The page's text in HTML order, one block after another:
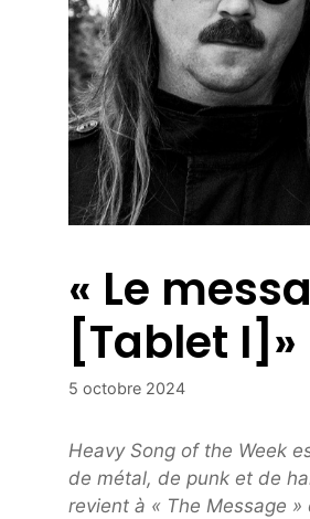
« Le
[Tablet I]»
5 octobre 2024
Heavy Song of the Week
de métal, de punk et de
revient à « The Message